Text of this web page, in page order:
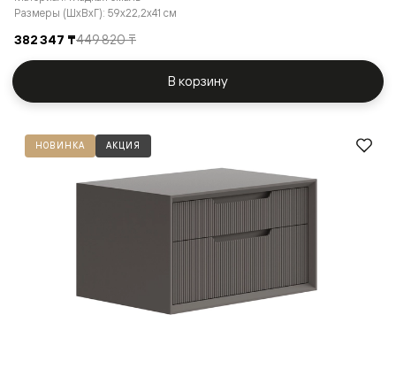
Размеры (ШxВxГ): 59x22,2x41 см
382 347 ₸449 820 ₸
В корзину
НОВИНКА АКЦИЯ